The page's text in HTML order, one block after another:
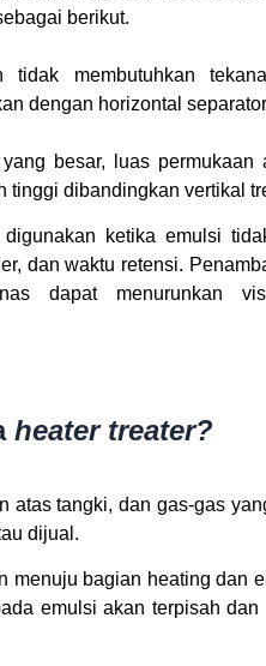
berikut.
membutuhkan
dengan horizontal
besar, luas
tinggi dibandingkan vertikal
ketika emulsi
dan waktu retensi.
dapat menurunkan
heater treater?
atas tangki, dan gas-gas
dijual.
menuju bagian heating dan
emulsi akan terpisah